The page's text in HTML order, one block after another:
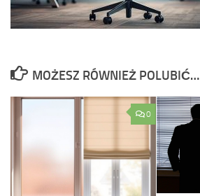
MOŻESZ RÓWNIEŻ POLUBIĆ…
0